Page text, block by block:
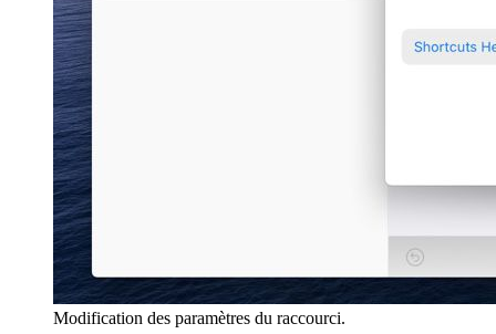
Modification des paramètres du raccourci.